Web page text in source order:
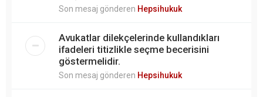
Son mesaj gönderen Hepsihukuk
Avukatlar dilekçelerinde kullandıkları
ifadeleri titizlikle seçme becerisini
göstermelidir.
Son mesaj gönderen Hepsihukuk